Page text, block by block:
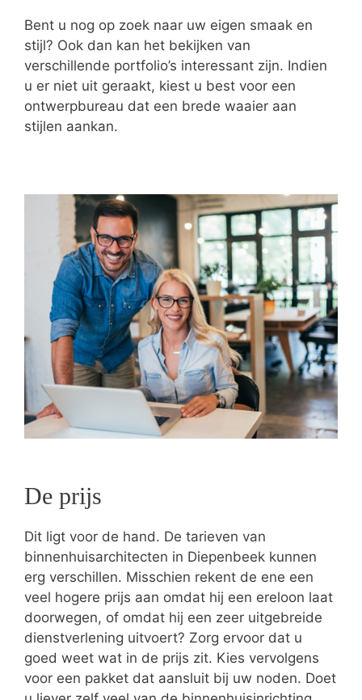
Bent u nog op zoek naar uw eigen smaak en
stijl? Ook dan kan het bekijken van
verschillende portfolio’s interessant zijn. Indien
u er niet uit geraakt, kiest u best voor een
ontwerpbureau dat een brede waaier aan
stijlen aankan.
De prijs
Dit ligt voor de hand. De tarieven van
binnenhuisarchitecten in Diepenbeek kunnen
erg verschillen. Misschien rekent de ene een
veel hogere prijs aan omdat hij een ereloon laat
doorwegen, of omdat hij een zeer uitgebreide
dienstverlening uitvoert? Zorg ervoor dat u
goed weet wat in de prijs zit. Kies vervolgens
voor een pakket dat aansluit bij uw noden. Doet